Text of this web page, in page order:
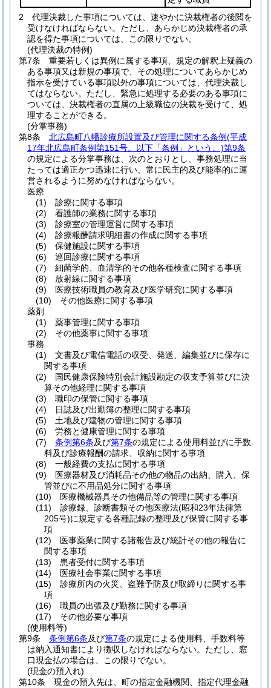
2
代理決裁した事項については、速やかに決裁権者の後閲を
受けなければならない。 ただし、あらかじめ決裁権者の承
認を得た事項については、この限りでない。
(代理決裁の特例)
第7条
重要若しくは異例に属する事項、規定の解釈上疑義の
ある事項又は新規の事項で、その処理についてあらかじめ
指示を受けている事項以外の事項については、代理決裁し
てはならない。 ただし、緊急に処理する必要のある事項に
ついては、決裁権者の直属の上級職位の決裁を受けて、処
理することができる。
(分掌事務)
第8条
北広島町八幡診療所設置及び管理に関する条例(平成
17年北広島町条例第151号。以下「条例」という。)第9条
の規定による分掌事務は、次のとおりとし、事務処理に当
たっては適正かつ迅速に行い、常に民主的及び能率的に運
営されるように努めなければならない。
医療
(1) 診療に関する事項
(2) 看護師の業務に関する事項
(3) 診療室の管理運営に関する事項
(4) 診療報酬請求明細書の作成に関する事項
(5) 保健施設に関する事項
(6) 巡回診療に関する事項
(7) 細菌学的、血清学的その他各種検査に関する事項
(8) 放射線に関する事項
(9) 医療技術職員の教育及び医学研究に関する事項
(10) その他医療に関する事項
薬剤
(1) 薬事管理に関する事項
(2) その他薬事に関する事項
事務
(1) 文書及び電信電話の収受、発送、編集並びに保存に
関する事項
(2) 国民健康保険特別会計施設勘定の収支予算並びに決
算その他経理に関する事項
(3) 職印の保管に関する事項
(4) 日誌及び出勤簿の整理に関する事項
(5) 土地及び建物の管理に関する事項
(6) 労務と健康管理に関する事項
(7)
条例第6条及び第7条の規定による使用料並びに手数
料及び診療報酬の請求、収納に関する事項
(8) 一般経費の支払に関する事項
(9) 医療器材及び消耗品その他の物品の出納、購入、保
管並びに不用品処分に関する事項
(10) 医療機械器具その他備品等の管理に関する事項
(11) 診療録、診断書類その他医療法(昭和23年法律第
205号)に規定する各種記録の整理及び保管に関する事
項
(12) 医事薬業に関する諸報告及び統計その他の報告に
関する事項
(13) 患者受付に関する事項
(14) 医療社会事業に関する事項
(15) 診療所内の火災、盗難予防及び取締りに関する事
項
(16) 職員の出張及び勤務に関する事項
(17) その他必要な事項
(使用料等)
第9条
条例第6条及び第7条の規定による使用料、手数料等
は納入通知書により徴収しなければならない。 ただし、窓
口現金払の場合は、この限りでない。
(現金の預入れ)
第10条
現金の預入先は、町の指定金融機関、指定代理金融